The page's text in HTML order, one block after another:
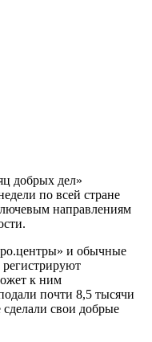
добрых дел»
по всей стране
направлениям
и обычные
к ним
почти 8,5 тысячи
свои добрые